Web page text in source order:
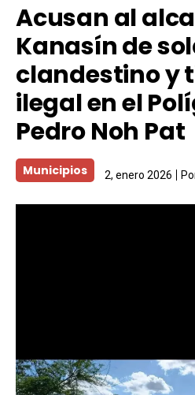
Acusan al
Kanasín de
clandestino y
ilegal en el
Pedro Noh Pat
Municipios 2, enero 2026